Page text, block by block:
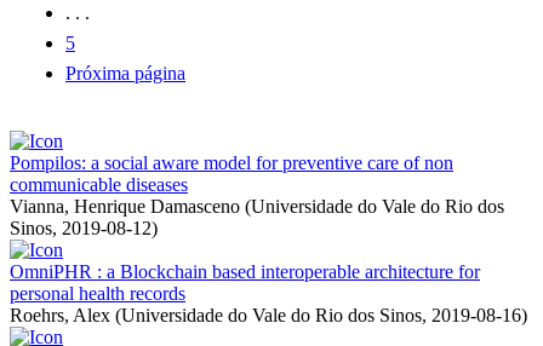
. . .
5
Próxima página
Pompilos: a social aware model for preventive care of non
communicable diseases
Vianna, Henrique Damasceno (Universidade do Vale do Rio dos
Sinos, 2019-08-12)
OmniPHR : a Blockchain based interoperable architecture for
personal health records
Roehrs, Alex (Universidade do Vale do Rio dos Sinos, 2019-08-16)